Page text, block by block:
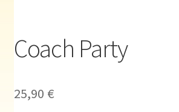
Coach Party
25,90 €